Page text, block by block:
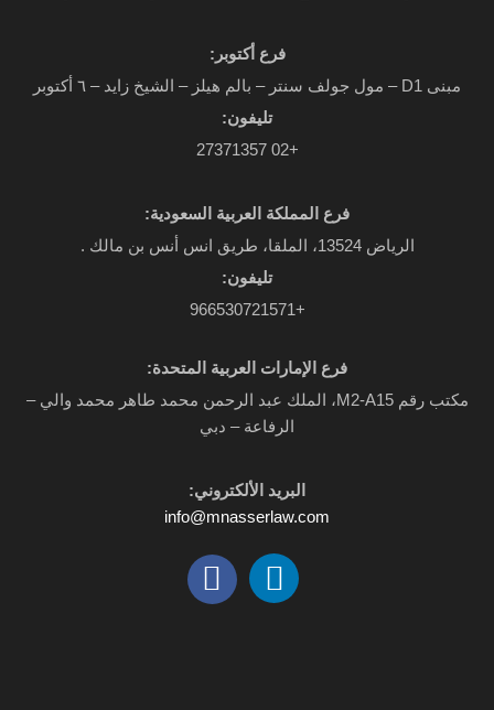
فرع أكتوبر:
مبنى D1 – مول جولف سنتر – بالم هيلز – الشيخ زايد – ٦ أكتوبر
تليفون:
+02 27371357
فرع المملكة العربية السعودية:
الرياض 13524، الملقا، طريق انس أنس بن مالك .
تليفون:
+966530721571
فرع الإمارات العربية المتحدة:
مكتب رقم M2-A15، الملك عبد الرحمن محمد طاهر محمد والي –
الرفاعة – دبي
البريد الألكتروني:
info@mnasserlaw.com